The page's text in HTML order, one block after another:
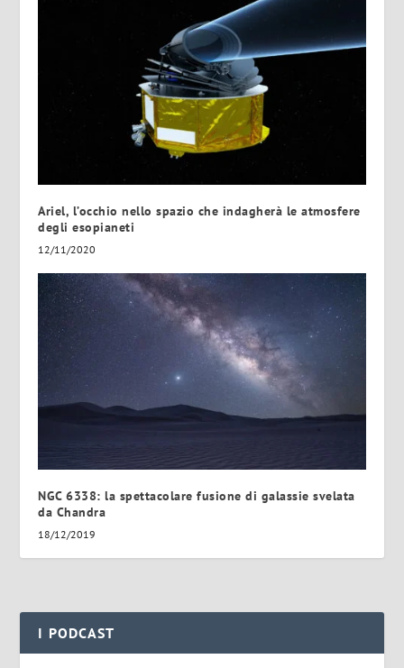
Ariel, l’occhio nello spazio che indagherà le atmosfere
degli esopianeti
12/11/2020
NGC 6338: la spettacolare fusione di galassie svelata
da Chandra
18/12/2019
I PODCAST